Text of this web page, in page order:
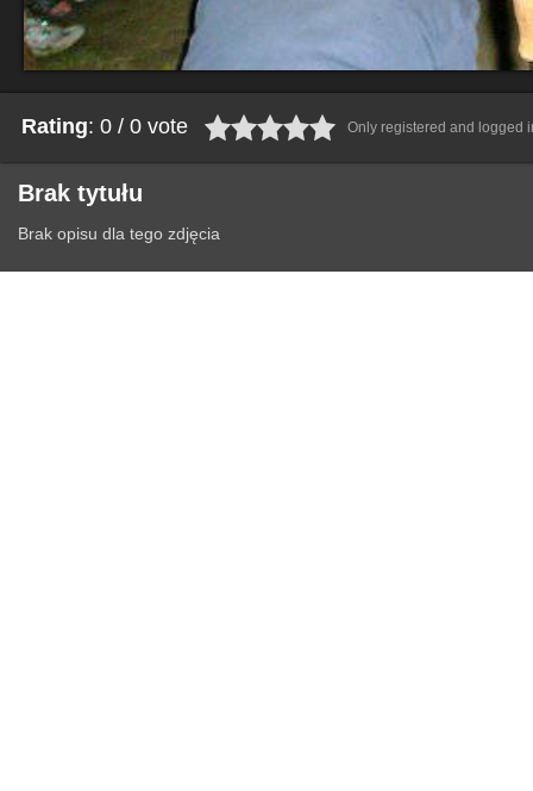
Rating: 0 / 0 vote Only registered and logged
Brak tytułu
Brak opisu dla tego zdjęcia